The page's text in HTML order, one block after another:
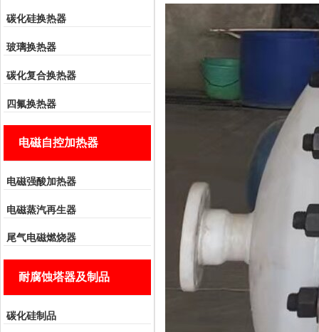
碳化硅换热器
玻璃换热器
碳化复合换热器
四氟换热器
电磁自控加热器
电磁强酸加热器
电磁蒸汽再生器
尾气电磁燃烧器
耐腐蚀塔器及制品
碳化硅制品